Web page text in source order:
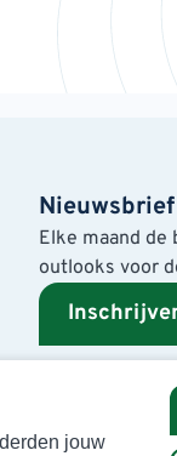
jouw
Nieuwsbrief
Elke maand de
outlooks voor